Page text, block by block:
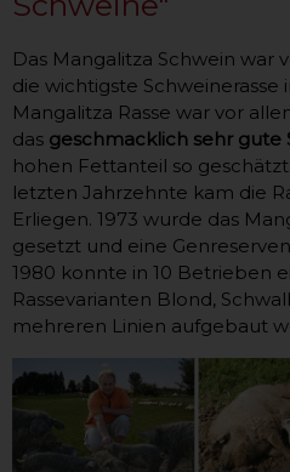
Das Mangalitza Schwein war
die wichtigste Schweinerasse
Mangalitza Rasse war vor
das geschmacklich sehr gute
hohen Fettanteil so
letzten Jahrzehnte kam die
Erliegen. 1973 wurde das
gesetzt und eine
1980 konnte in 10 Betrieben
Rassevarianten Blond,
mehreren Linien aufgebaut